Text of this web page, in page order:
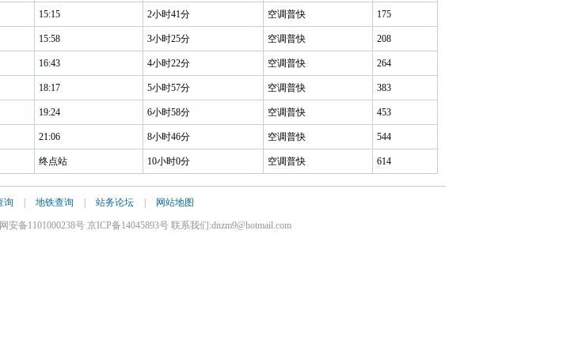
15:15 2小时41分 空调普快 175
15:58 3小时25分 空调普快 208
16:43 4小时22分 空调普快 264
18:17 5小时57分 空调普快 383
19:24 6小时58分 空调普快 453
21:06 8小时46分 空调普快 544
终点站 10小时0分 空调普快 614
询 地铁查询 站务论坛 网站地图
安备1101000238号 京ICP备14045893号 联系我们:dnzm9@hotmail.com